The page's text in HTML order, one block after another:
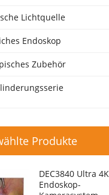
Lichtquelle
Endoskop
Zubehör
Produkte
DEC3840 Ultra 4K
Endoskop-